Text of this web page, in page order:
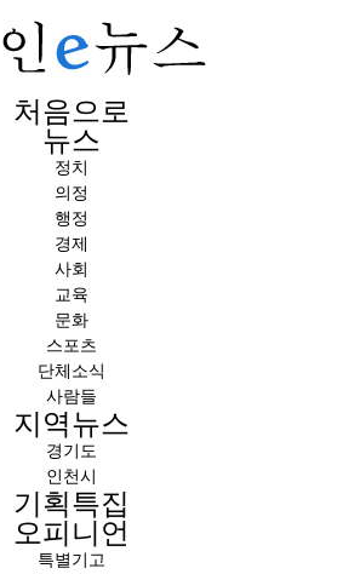
처음으로
뉴스
정치
의정
행정
경제
사회
교육
문화
스포츠
단체소식
사람들
지역뉴스
경기도
인천시
기획특집
오피니언
특별기고